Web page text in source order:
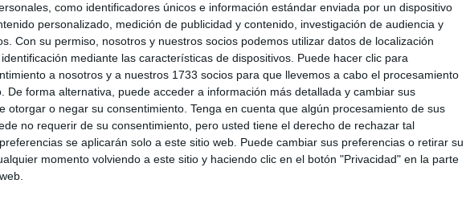
como identificadores únicos e información estándar enviada por un dispositivo
personalizado, medición de publicidad y contenido, investigación de audiencia y
Con su permiso, nosotros y nuestros socios podemos utilizar datos de localización
mediante las características de dispositivos. Puede hacer clic para
a nosotros y a nuestros 1733 socios para que llevemos a cabo el procesamiento
De forma alternativa, puede acceder a información más detallada y cambiar sus
otorgar o negar su consentimiento. Tenga en cuenta que algún procesamiento de sus
no requerir de su consentimiento, pero usted tiene el derecho de rechazar tal
se aplicarán solo a este sitio web. Puede cambiar sus preferencias o retirar su
momento volviendo a este sitio y haciendo clic en el botón "Privacidad" en la parte
crecen como nunca, alimentadas por decisiones
lo público ladrillo a ladrillo. Suave en las formas,